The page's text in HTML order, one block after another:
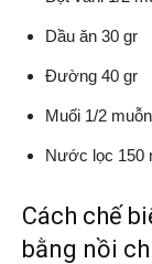
Dầu ăn 30 gr
Đường 40 gr
Muối 1/2
Nước lọc 150
Cách chế
bằng nồi